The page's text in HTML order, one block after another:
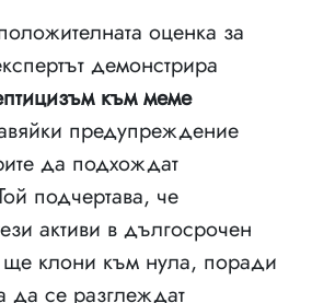
оценка за
демонстрира
към меме
предупреждение
да подхождат
подчертава, че
активи в дългосрочен
ще клони към нула, поради
да се разглеждат